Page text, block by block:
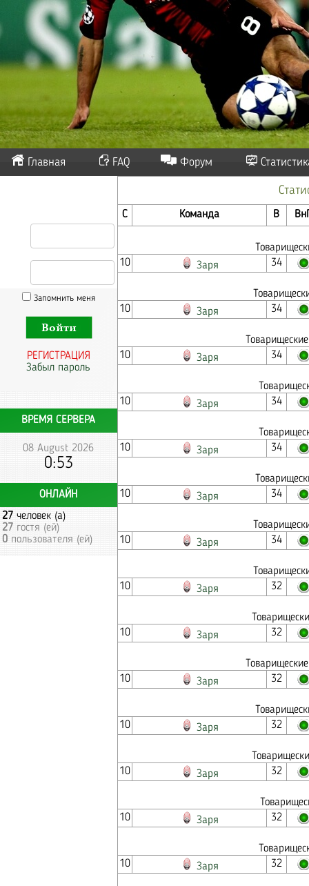
Главная FAQ Форум
Запомнить меня
РЕГИСТРАЦИЯ
Забыл пароль
ВРЕМЯ СЕРВЕРА
08 August 2026
0:53
ОНЛАЙН
27 человек (а)
27 гостя (ей)
0 пользователя (ей)
С Команда В
10
Заря 34
10
Заря 34
10
Заря 34
10
Заря 34
10
Заря 34
10
Заря 34
10
Заря 34
10
Заря 32
10
Заря 32
10
Заря 32
10
Заря 32
10
Заря 32
10
Заря 32
10
Заря 32